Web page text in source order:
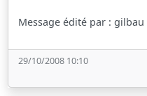
Message édité par : gilbau
29/10/2008 10:10